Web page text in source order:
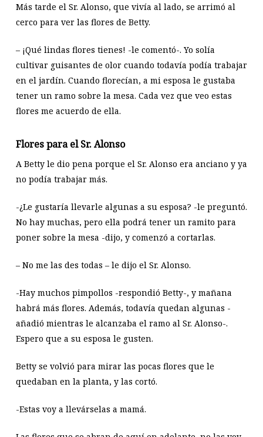
Más tarde el Sr. Alonso, que vivía al lado, se arrimó al
cerco para ver las flores de Betty.
– ¡Qué lindas flores tienes! -le comentó-. Yo solía
cultivar guisantes de olor cuando todavía podía trabajar
en el jardín. Cuando florecían, a mi esposa le gustaba
tener un ramo sobre la mesa. Cada vez que veo estas
flores me acuerdo de ella.
Flores para el Sr. Alonso
A Betty le dio pena porque el Sr. Alonso era anciano y ya
no podía trabajar más.
-¿Le gustaría llevarle algunas a su esposa? -le preguntó.
No hay muchas, pero ella podrá tener un ramito para
poner sobre la mesa -dijo, y comenzó a cortarlas.
– No me las des todas – le dijo el Sr. Alonso.
-Hay muchos pimpollos -respondió Betty-, y mañana
habrá más flores. Además, todavía quedan algunas -
añadió mientras le alcanzaba el ramo al Sr. Alonso-.
Espero que a su esposa le gusten.
Betty se volvió para mirar las pocas flores que le
quedaban en la planta, y las cortó.
-Estas voy a llevárselas a mamá.